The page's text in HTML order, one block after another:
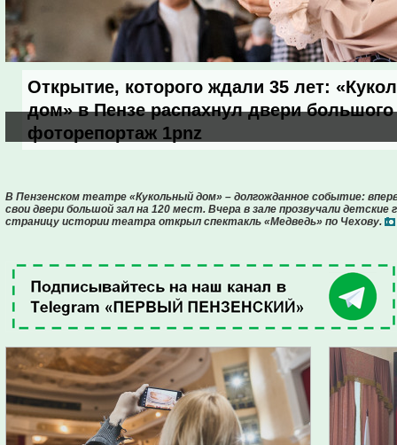
Открытие, которого ждали 35 лет:
дом» в Пензе распахнул двери большого
фоторепортаж 1pnz
В Пензенском театре «Кукольный дом» – долгожданное событие:
свои двери большой зал на 120 мест. Вчера в зале прозвучали
страницу истории театра открыл спектакль «Медведь» по Чехову.